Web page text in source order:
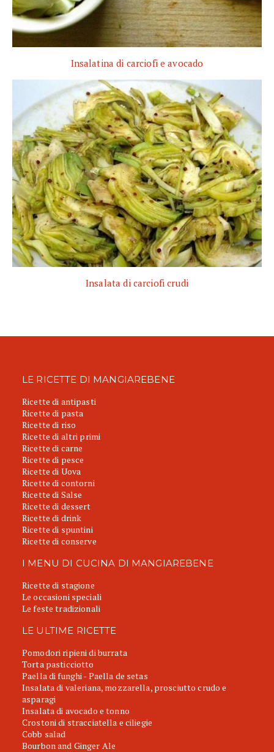
Insalatina di carciofi e avocado
Insalata di carciofi crudi
LE RICETTE DI MANGIAREBENE
Ricette di antipasti
Ricette di pasta
Ricette di riso
Ricette di altri primi
Ricette di carne
Ricette di pesce
Ricette di Uova
Ricette di contorni
Ricette di Salse
Ricette di dessert
Ricette di drink
Ricette di spuntini
Ricette di conserve
I MENU DI CUCINA DI MANGIAREBENE
Ricette di stagione
Le occasioni speciali
Le feste tradizionali
LE ULTIME RICETTE
Pomodori ripieni di burrata
Torta pasticciotto
Paella di funghi - Paella de setas
Insalata di valeriana, mozzarella, prosciutto crudo e
asparagi
Insalata di avocado e tonno
Crostoni di stracciatella e ciliegie
Cobb salad
Bourbon and Ginger Ale